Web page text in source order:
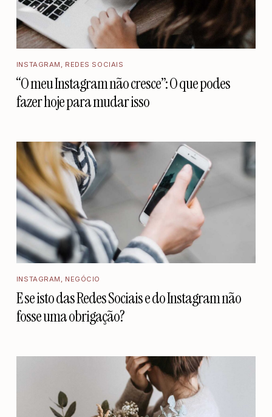
INSTAGRAM , REDES SOCIAIS
“O meu Instagram não cresce”: O que podes
fazer hoje para mudar isso
INSTAGRAM , NEGÓCIO
E se isto das Redes Sociais e do Instagram não
fosse uma obrigação?